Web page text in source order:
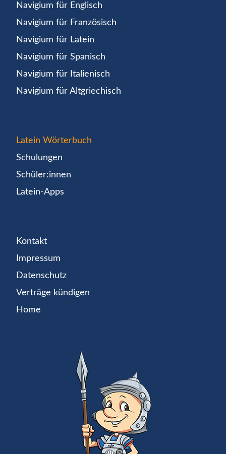
Navigium für Englisch
Navigium für Französisch
Navigium für Latein
Navigium für Spanisch
Navigium für Italienisch
Navigium für Altgriechisch
Latein Wörterbuch
Schulungen
Schüler:innen
Latein-Apps
Kontakt
Impressum
Datenschutz
Verträge kündigen
Home